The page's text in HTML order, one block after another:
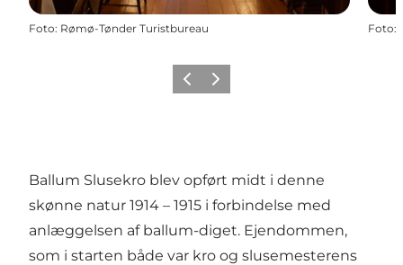
Foto: Rømø-Tønder Turistbureau Foto:
ForrigeNæste
Ballum Slusekro blev opført midt i denne
skønne natur 1914 – 1915 i forbindelse med
anlæggelsen af ballum-diget. Ejendommen,
som i starten både var kro og slusemesterens